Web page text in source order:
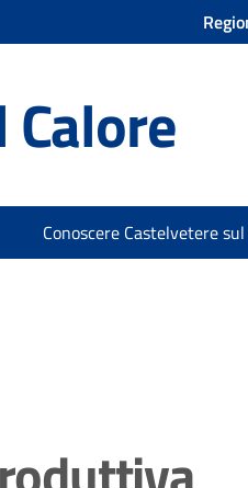
Conoscere Castelvetere